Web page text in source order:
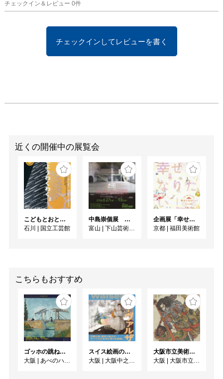
チェックイン＆レビュー 0件
チェックインしてレビューを書く
近くの開催中の展覧会
こどもとおとなの自由研究 もようわくわく²
石川
国立工芸館
中島崇個展 水跡 -traces of energy-
富山
下山芸術の森発電所美術館
企画展「幸せになりたい！ー祈りの絵画ー」
京都
福田美術館
こちらもおすすめ
ゴッホの跳ね橋と印象派の画家たち ヴァルラフ＝リヒャルツ美術館所蔵
大阪
あべのハルカス美術館
スイス絵画の異才 カール‧ヴァルザー
大阪
大阪中之島美術館
大阪市立美術館開館90周年記念特別展 「水滸伝」
大阪
大阪市立美術館